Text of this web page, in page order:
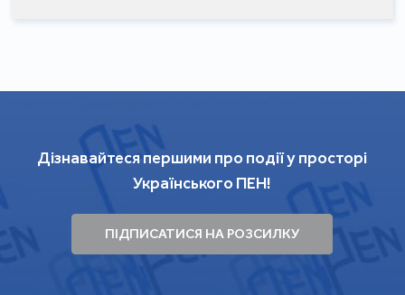
Дізнавайтеся першими про події у просторі
Українського ПЕН!
ПІДПИСАТИСЯ НА РОЗСИЛКУ